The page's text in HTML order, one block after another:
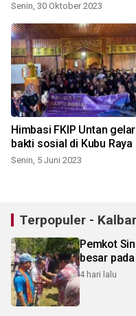
Senin, 30 Oktober 2023
Himbasi FKIP Untan gelar
bakti sosial di Kubu Raya
Senin, 5 Juni 2023
Terpopuler - Kalbar
Pemkot
besar
4 hari lalu